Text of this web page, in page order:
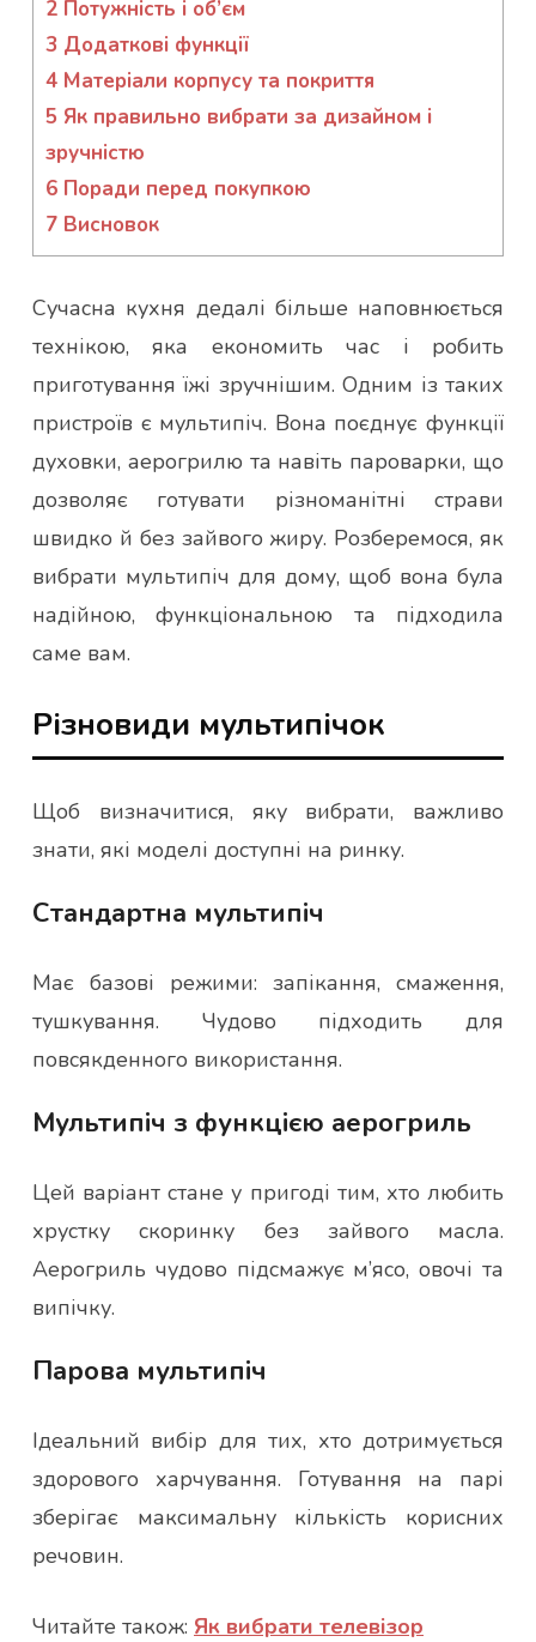
2 Потужність і об’єм
3 Додаткові функції
4 Матеріали корпусу та покриття
5 Як правильно вибрати за дизайном і
зручністю
6 Поради перед покупкою
7 Висновок
Сучасна кухня дедалі більше наповнюється
технікою, яка економить час і робить
приготування їжі зручнішим. Одним із таких
пристроїв є мультипіч. Вона поєднує функції
духовки, аерогрилю та навіть пароварки, що
дозволяє готувати різноманітні страви
швидко й без зайвого жиру. Розберемося, як
вибрати мультипіч для дому, щоб вона була
надійною, функціональною та підходила
саме вам.
Різновиди мультипічок
Щоб визначитися, яку вибрати, важливо
знати, які моделі доступні на ринку.
Стандартна мультипіч
Має базові режими: запікання, смаження,
тушкування. Чудово підходить для
повсякденного використання.
Мультипіч з функцією аерогриль
Цей варіант стане у пригоді тим, хто любить
хрустку скоринку без зайвого масла.
Аерогриль чудово підсмажує м’ясо, овочі та
випічку.
Парова мультипіч
Ідеальний вибір для тих, хто дотримується
здорового харчування. Готування на парі
зберігає максимальну кількість корисних
речовин.
Читайте також: Як вибрати телевізор